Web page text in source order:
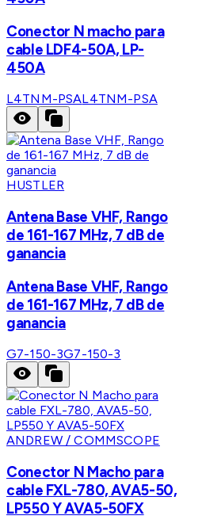
Conector N macho para
cable LDF4-50A, LP-
450A
L4TNM-PSAL4TNM-PSA
HUSTLER
Antena Base VHF, Rango
de 161-167 MHz, 7 dB de
ganancia
Antena Base VHF, Rango
de 161-167 MHz, 7 dB de
ganancia
G7-150-3G7-150-3
ANDREW / COMMSCOPE
Conector N Macho para
cable FXL-780, AVA5-50,
LP550 Y AVA5-50FX